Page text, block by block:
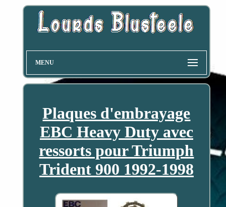
MENU
Plaques d'embrayage
EBC Heavy Duty avec
ressorts pour Triumph
Trident 900 1992-1998